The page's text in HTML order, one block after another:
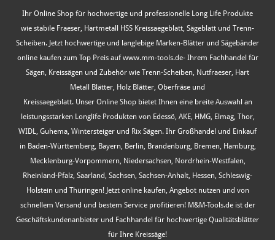
Ihr Online Shop für hochwertige und professionelle Long Life Produkte
wie stabile Fraeser, Hartmetall HSS Kreissaegeblatt, Sägeblatt und Trenn-
Scheiben. Jetzt hochwertige und langlebige Marken-Blätter und Sägebänder
online kaufen zum Top Preis auf www.mm-tools.de- Ihrem Fachhandel für
Sägen, Kreissägen und Zubehör wie Trenn-Scheiben, Nutfraeser, Hart
Metall Blätter, Holz Blätter, Oberfräse und
Kreissaegeblatt. Unser Online Shop bietet Ihnen eine breite Auswahl an
leistungsstarken Longlife Produkten von Edessö, AKE, HMG, Elmag, Thor,
WIDL, Guhema, Wintersteiger und Rix Sägen. Ihr Großhandel und Einkauf
in Baden-Württemberg, Bayern, Berlin, Brandenburg, Bremen, Hamburg,
Mecklenburg-Vorpommern, Niedersachsen, Nordrhein-Westfalen,
Rheinland-Pfalz, Saarland, Sachsen, Sachsen-Anhalt, Hessen, Schleswig-
Holstein und Thüringen! Jetzt online kaufen, Angebot nutzen und von
schnellem Versand und bestem Service profitieren! M&M-Tools.de ist der
Geschäftskundenanbieter und Fachhandel für hochwertige Qualitätsblätter
für Ihre Kreissäge!